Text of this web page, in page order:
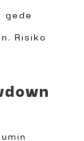
gede
Risiko